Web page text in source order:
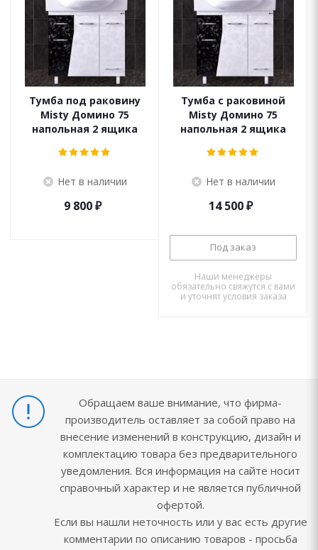
Тумба под раковину
Misty Домино 75
напольная 2 ящика
Нет в наличии
9 800₽
Тумба с раковиной
Misty Домино 75
напольная 2 ящика
Нет в наличии
14 500₽
Под заказ
Наши менеджеры
обязательно свяжутся с вами
и уточнят условия заказа
Обращаем ваше внимание, что фирма-
производитель оставляет за собой право на
внесение изменений в конструкцию, дизайн и
комплектацию товара без предварительного
уведомления. Вся информация на сайте носит
справочный характер и не является публичной
офертой.
Если вы нашли неточность или у вас есть другие
комментарии по описанию товаров - просьба